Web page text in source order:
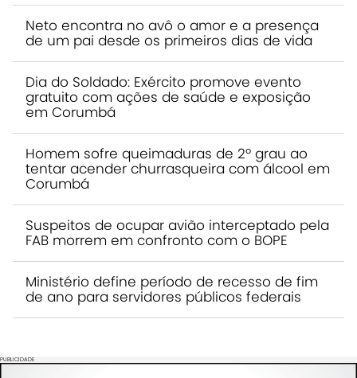
Neto encontra no avô o amor e a presença
de um pai desde os primeiros dias de vida
Dia do Soldado: Exército promove evento
gratuito com ações de saúde e exposição
em Corumbá
Homem sofre queimaduras de 2º grau ao
tentar acender churrasqueira com álcool em
Corumbá
Suspeitos de ocupar avião interceptado pela
FAB morrem em confronto com o BOPE
Ministério define período de recesso de fim
de ano para servidores públicos federais
PUBLICIDADE